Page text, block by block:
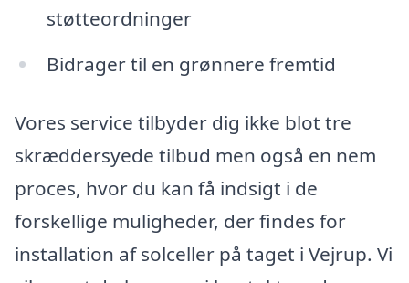
støtteordninger
Bidrager til en grønnere fremtid
Vores service tilbyder dig ikke blot tre
skræddersyede tilbud men også en nem
proces, hvor du kan få indsigt i de
forskellige muligheder, der findes for
installation af solceller på taget i Vejrup. Vi